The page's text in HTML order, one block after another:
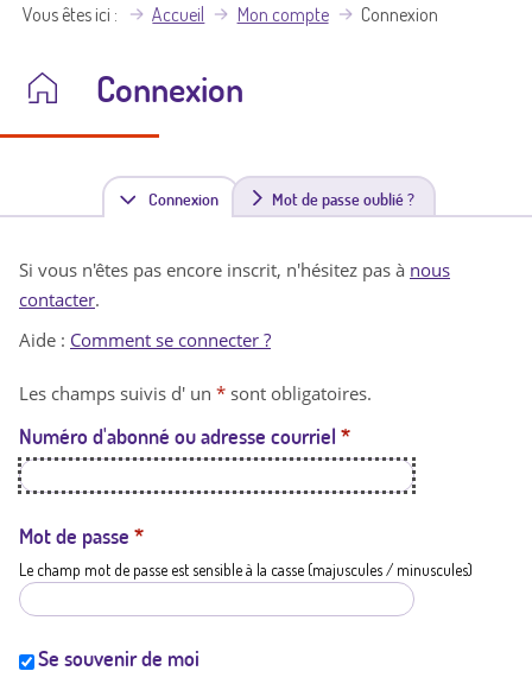
Vous êtes ici Accueil Mon compte Connexion
Connexion
Connexion(
n
t
a
t
i
Mot de passe oublié ?
Si vous n'êtes pas encore inscrit, n'hésitez pas à nous
contacter.
Aide : Comment se connecter ?
Les champs suivis d' un * sont obligatoires.
Numéro d'abonné ou adresse courriel *
Mot de passe *
Le champ mot de passe est sensible à la casse (majuscules / minuscules)
Se souvenir de moi